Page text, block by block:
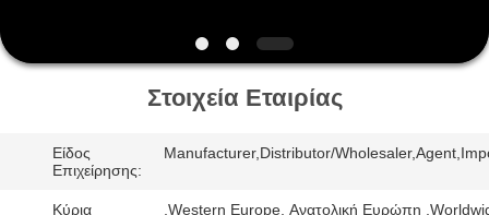
ΠΟΙΟΤΙΚΌΣ
ΈΛΕΓΧΟΣ
ΜΑΣ
ΕΛΆΤΕ
Στοιχεία Εταιρίας
Είδος
Επιχείρησης:
Manufacturer,Distributor/
Κύρια
,Western Europe, Ανατολική Ευρώπη